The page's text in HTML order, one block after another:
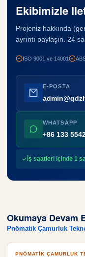
Ekibimizle
Projeniz hakkında
ayrıntı paylaşın. 24
ISO 9001 ve 14001
E-POSTA
WHATSAPP
+86 133
İş saatleri içinde 1
Okumaya Devam
Pnömatik Çamurluk
PNÖMATIK ÇAMURLUK